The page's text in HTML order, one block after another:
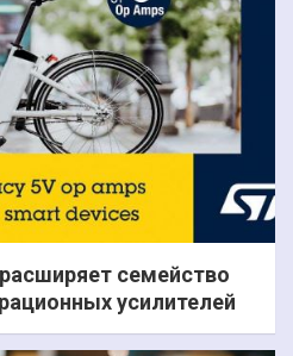
семейство
усилителей